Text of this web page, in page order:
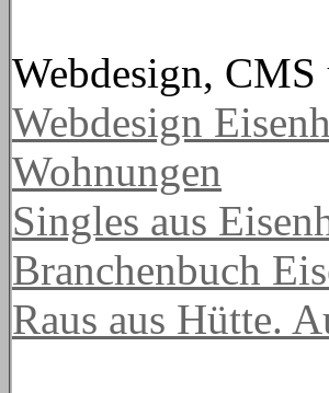
Webdesign,
Webdesign
Wohnungen
Singles aus
Branchenbuch
Raus aus Hütte.